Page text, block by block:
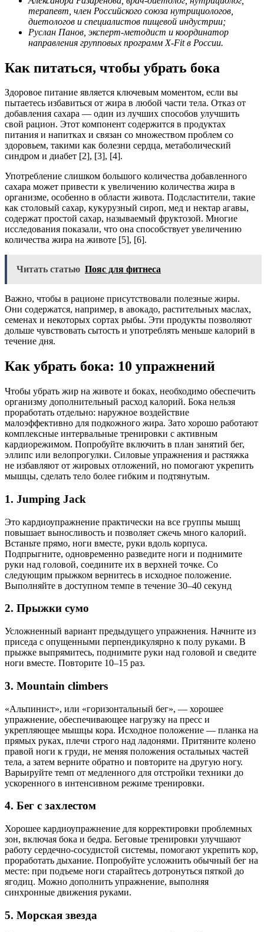
терапевт, член Российского союза нутрициологов,
диетологов и специалистов пищевой индустрии;
Руслан Панов, эксперт-методист и координатор
направления групповых программ X-Fit в России.
Как питаться, чтобы убрать бока
Здоровое питание является ключевым моментом, если вы
пытаетесь избавиться от жира в любой части тела. Отказ от
добавления сахара — один из лучших способов улучшить
свой рацион. Этот компонент содержится в продуктах
питания и напитках и связан со множеством проблем со
здоровьем, такими как болезни сердца, метаболический
синдром и диабет [2], [3], [4].
Употребление слишком большого количества добавленного
сахара может привести к увеличению количества жира в
организме, особенно в области живота. Подсластители, такие
как столовый сахар, кукурузный сироп, мед и нектар агавы,
содержат простой сахар, называемый фруктозой. Многие
исследования показали, что она способствует увеличению
количества жира на животе [5], [6].
Читать статью Пояс для фитнеса
Важно, чтобы в рационе присутствовали полезные жиры.
Они содержатся, например, в авокадо, растительных маслах,
семенах и некоторых сортах рыбы. Эти продукты позволяют
дольше чувствовать сытость и употреблять меньше калорий в
течение дня.
Как убрать бока: 10 упражнений
Чтобы убрать жир на животе и боках, необходимо обеспечить
организму дополнительный расход калорий. Бока нельзя
проработать отдельно: наружное воздействие
малоэффективно для подкожного жира. Зато хорошо работают
комплексные интервальные тренировки с активным
кардиорежимом. Попробуйте включить в план занятий бег,
эллипс или велопрогулки. Силовые упражнения и растяжка
не избавляют от жировых отложений, но помогают укрепить
мышцы, сделать тело более гибким и подтянутым.
1. Jumping Jack
Это кардиоупражнение практически на все группы мышц
повышает выносливость и позволяет сжечь много калорий.
Встаньте прямо, ноги вместе, руки вдоль корпуса.
Подпрыгните, одновременно разведите ноги и поднимите
руки над головой, соедините их в верхней точке. Со
следующим прыжком вернитесь в исходное положение.
Выполняйте в доступном темпе в течение 30–40 секунд
2. Прыжки сумо
Усложненный вариант предыдущего упражнения. Начните из
приседа с опущенными перпендикулярно к полу руками. В
прыжке выпрямитесь, поднимите руки над головой и сведите
ноги вместе. Повторите 10–15 раз.
3. Mountain climbers
«Альпинист», или «горизонтальный бег», — хорошее
упражнение, обеспечивающее нагрузку на пресс и
укрепляющее мышцы кора. Исходное положение — планка на
прямых руках, плечи строго над ладонями. Притяните колено
правой ноги к груди, не меняя положения остальных частей
тела, а затем верните обратно и повторите на другую ногу.
Варьируйте темп от медленного для отстройки техники до
ускоренного в интенсивном режиме тренировки.
4. Бег с захлестом
Хорошее кардиоупражнение для корректировки проблемных
зон, включая бока и бедра. Беговые тренировки улучшают
работу сердечно-сосудистой системы, помогают укрепить кор,
проработать дыхание. Попробуйте усложнить обычный бег на
месте: при подъеме ноги старайтесь дотронуться пяткой до
ягодиц. Можно дополнить упражнение, выполняя
синхронные движения руками.
5. Морская звезда